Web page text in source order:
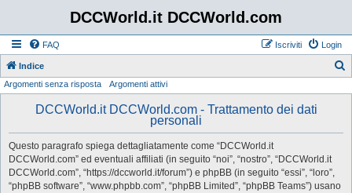
DCCWorld.it DCCWorld.com
FAQ Login
Iscriviti
Indice
Argomenti senza risposta Argomenti attivi
DCCWorld.it DCCWorld.com - Trattamento dei dati
personali
Questo paragrafo spiega dettagliatamente come “DCCWorld.it
DCCWorld.com” ed eventuali affiliati (in seguito “noi”, “nostro”, “DCCWorld.it
DCCWorld.com”, “https://dccworld.it/forum”) e phpBB (in seguito “essi”, “loro”,
“phpBB software”, “www.phpbb.com”, “phpBB Limited”, “phpBB Teams”) usano